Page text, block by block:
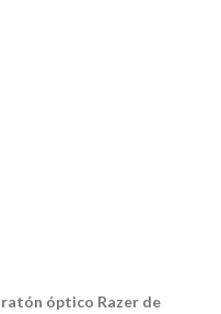
óptico Razer de